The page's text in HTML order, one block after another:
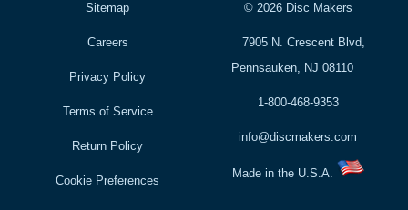
Sitemap
Careers
Privacy Policy
Terms of Service
Return Policy
Cookie Preferences
© 2026Disc Makers
7905 N. Crescent Blvd,
Pennsauken, NJ 08110
1-800-468-9353
info@discmakers.com
Made in the U.S.A.